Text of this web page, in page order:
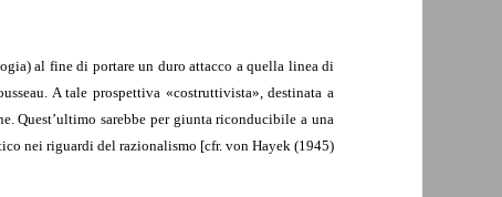
al fine di portare un duro attacco a quella linea di
A tale prospettiva «costruttivista», destinata a
Quest’ultimo sarebbe per giunta riconducibile a una
nei riguardi del razionalismo [cfr. von Hayek (1945)